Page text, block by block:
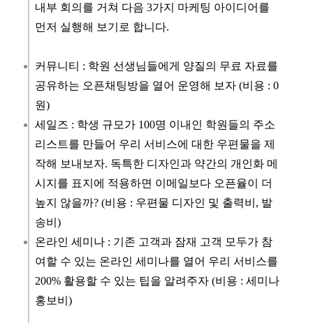
내부 회의를 거쳐 다음 3가지 마케팅 아이디어를
먼저 실행해 보기로 합니다.
커뮤니티 : 학원 선생님들에게 양질의 무료 자료를
공유하는 오픈채팅방을 열어 운영해 보자 (비용 : 0
원)
세일즈 : 학생 규모가 100명 이내인 학원들의 주소
리스트를 만들어 우리 서비스에 대한 우편물을 제
작해 보내보자. 독특한 디자인과 약간의 개인화 메
시지를 표지에 적용하면 이메일보다 오픈율이 더
높지 않을까? (비용 : 우편물 디자인 및 출력비, 발
송비)
온라인 세미나 : 기존 고객과 잠재 고객 모두가 참
여할 수 있는 온라인 세미나를 열어 우리 서비스를
200% 활용할 수 있는 팁을 알려주자 (비용 : 세미나
홍보비)